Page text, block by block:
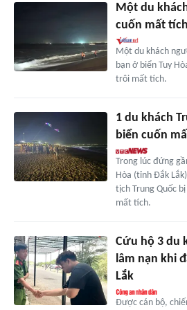
Một du
cuốn mất
Một du khách
bạn ở biển Tuy
trôi mất tích.
1 du khách
biển cuốn
Trong lúc đứng
Hòa (tỉnh Đắk
tịch Trung Quốc
mất tích.
Cứu hộ 3 du
lâm nạn khi
Lắk
Được cán bộ,